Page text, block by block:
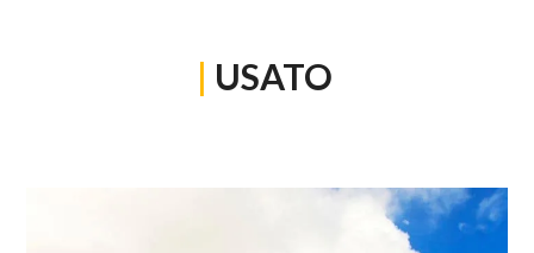
| USATO